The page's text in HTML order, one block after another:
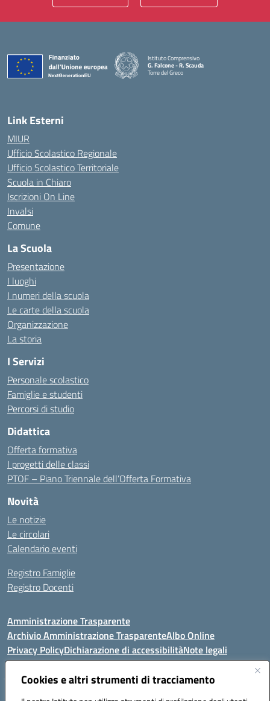
Cookies e altri strumenti di tracciamento
Istituto Comprensivo
G. Falcone - R. Scauda
Torre del Greco
Link Esterni
MIUR
Ufficio Scolastico Regionale
Ufficio Scolastico Territoriale
Scuola in Chiaro
Iscrizioni On Line
Invalsi
Comune
La Scuola
Presentazione
I luoghi
I numeri della scuola
Le carte della scuola
Organizzazione
La storia
I Servizi
Personale scolastico
Famiglie e studenti
Percorsi di studio
Didattica
Offerta formativa
I progetti delle classi
PTOF – Piano Triennale dell’Offerta Formativa
Novità
Le notizie
Le circolari
Calendario eventi
Registro Famiglie
Registro Docenti
Amministrazione Trasparente
Archivio Amministrazione TrasparenteAlbo Online
Privacy PolicyDichiarazione di accessibilitàNote legali
Istituto Comprensivo Statale